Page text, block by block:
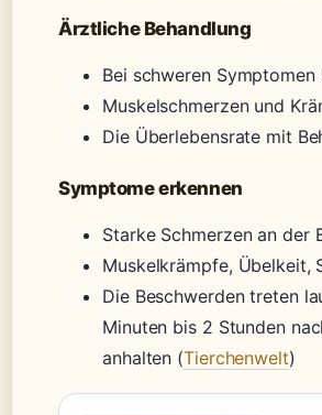
Ärztliche Behandlung
Bei schweren
Muskelschmerzen und
Die Überlebensrate mit
Symptome erkennen
Starke Schmerzen an der
Muskelkrämpfe, Übelkeit,
Die Beschwerden treten
Minuten bis 2 Stunden
anhalten (Tierchenwelt)